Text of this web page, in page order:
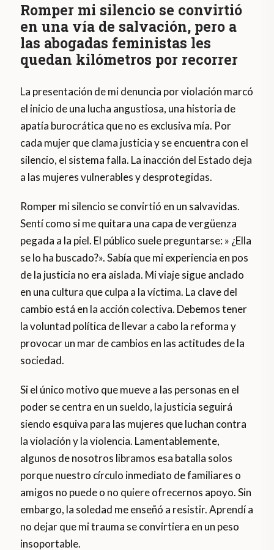
Romper mi silencio se convirtió
en una vía de salvación, pero a
las abogadas feministas les
quedan kilómetros por recorrer
La presentación de mi denuncia por violación marcó
el inicio de una lucha angustiosa, una historia de
apatía burocrática que no es exclusiva mía. Por
cada mujer que clama justicia y se encuentra con el
silencio, el sistema falla. La inacción del Estado deja
a las mujeres vulnerables y desprotegidas.
Romper mi silencio se convirtió en un salvavidas.
Sentí como si me quitara una capa de vergüenza
pegada a la piel. El público suele preguntarse: » ¿Ella
se lo ha buscado?». Sabía que mi experiencia en pos
de la justicia no era aislada. Mi viaje sigue anclado
en una cultura que culpa a la víctima. La clave del
cambio está en la acción colectiva. Debemos tener
la voluntad política de llevar a cabo la reforma y
provocar un mar de cambios en las actitudes de la
sociedad.
Si el único motivo que mueve a las personas en el
poder se centra en un sueldo, la justicia seguirá
siendo esquiva para las mujeres que luchan contra
la violación y la violencia. Lamentablemente,
algunos de nosotros libramos esa batalla solos
porque nuestro círculo inmediato de familiares o
amigos no puede o no quiere ofrecernos apoyo. Sin
embargo, la soledad me enseñó a resistir. Aprendí a
no dejar que mi trauma se convirtiera en un peso
insoportable.